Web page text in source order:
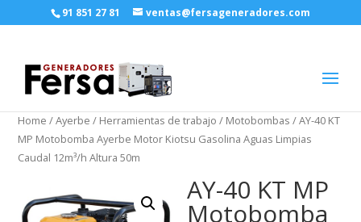
91 851 27 81 ventas@fersageneradores.com
Home /Ayerbe / Herramientas de trabajo / Motobombas / AY-40 KT
MP Motobomba Ayerbe Motor Kiotsu Gasolina Aguas Limpias
Caudal 12m³/h Altura 50m
AY-40 KT MP
Motobomba